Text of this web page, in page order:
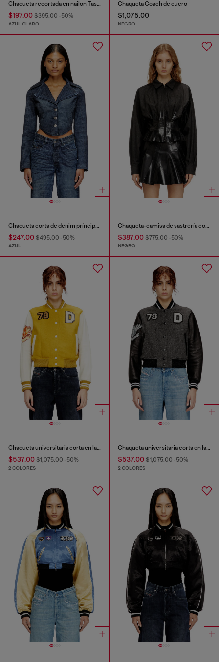
Chaqueta recortada en nailon Taslan reciclado
$197.00 $395.00-50%
AZUL CLARO
Chaqueta Coach de cuero
$1,075.00
NEGRO
Chaqueta corta de denim príncipe de Gales
$247.00 $495.00-50%
AZUL
Chaqueta-camisa de sastrería con pliegues revestidos
$387.00$775.00-50%
NEGRO
Chaqueta universitaria corta en lana y cuero
$537.00 $1,075.00-50%
2 COLORES
Chaqueta universitaria corta en lana y cuero
$537.00$1,075.00-50%
2 COLORES